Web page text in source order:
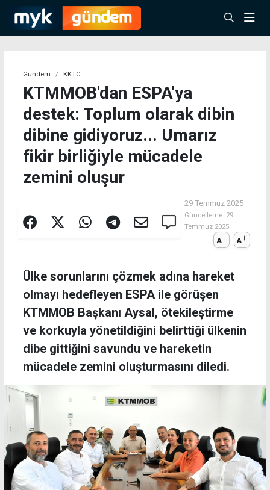
Gündem KKTC
KTMMOB'dan ESPA'ya
destek: Toplum olarak dibin
dibine gidiyoruz... Umarız
fikir birliğiyle mücadele
zemini oluşur
29 Temmuz 2025
Güncelleme: 29
Temmuz 2025
A A
Ülke sorunlarını çözmek adına hareket
olmayı hedefleyen ESPA ile görüşen
KTMMOB Başkanı Aysal, ötekileştirme
ve korkuyla yönetildiğini belirttiği ülkenin
dibe gittiğini savundu ve hareketin
mücadele zemini oluşturmasını diledi.